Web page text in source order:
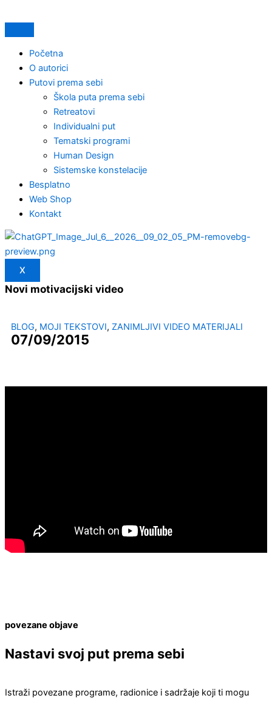
to
content
Početna
O autorici
Putovi prema sebi
Škola puta prema sebi
Retreatovi
Individualni put
Tematski programi
Human Design
Sistemske konstelacije
Besplatno
Web Shop
Kontakt
X
Novi motivacijski video
BLOG, MOJI TEKSTOVI, ZANIMLJIVI VIDEO MATERIJALI
07/09/2015
povezane objave
Nastavi svoj put prema sebi
Istraži povezane programe, radionice i sadržaje koji ti mogu